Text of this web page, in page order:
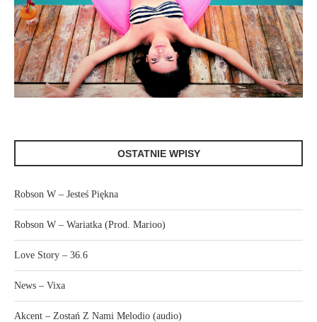
OSTATNIE WPISY
Robson W – Jesteś Piękna
Robson W – Wariatka (Prod. Marioo)
Love Story – 36.6
News – Vixa
Akcent – Zostań Z Nami Melodio (audio)